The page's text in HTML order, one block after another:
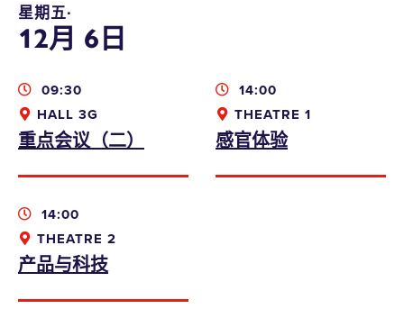
星期五∙
12月 6日
09:30
HALL 3G
重点会议（二）
14:00
THEATRE 1
感官体验
14:00
THEATRE 2
产品与科技